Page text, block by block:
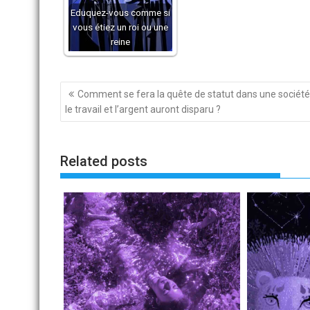
Eduquez-vous comme si
vous étiez un roi ou une
reine
Navigation
de
l’article
Comment se fera la quête de statut dans une
le travail et l’argent auront disparu ?
Related posts